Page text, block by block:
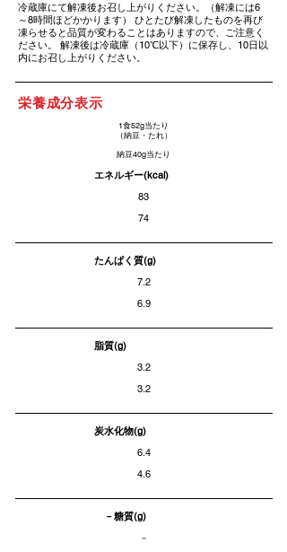
冷蔵庫にて解凍後お召し上がりください。（解凍には6
～8時間ほどかかります） ひとたび解凍したものを再び
凍らせると品質が変わることはありますので、ご注意く
ださい。 解凍後は冷蔵庫（10℃以下）に保存し、10日以
内にお召し上がりください。
栄養成分表示
1食52g当たり
​（納豆・たれ）
納豆40g当たり
エネルギー(kcal)
83
74
たんぱく質(g)
7.2
6.9
脂質(g)
3.2
3.2
炭水化物(g)
6.4
4.6
－糖質(g)
－